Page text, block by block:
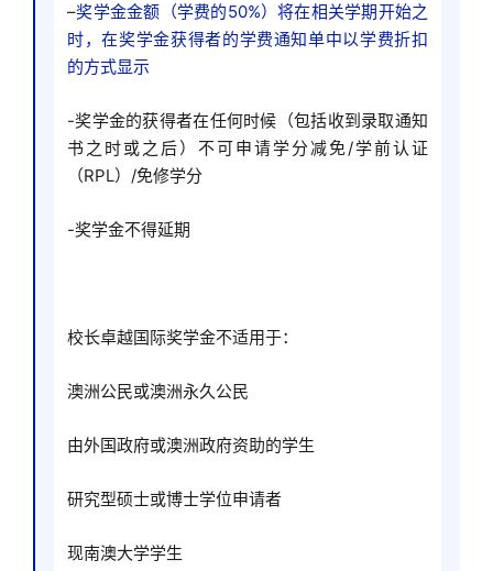
–奖学金金额（学费的50%）将在相关学期开始之
时，在奖学金获得者的学费通知单中以学费折扣
的方式显示
-奖学金的获得者在任何时候（包括收到录取通知
书之时或之后）不可申请学分减免/学前认证
（RPL）/免修学分
-奖学金不得延期
校长卓越国际奖学金不适用于：
澳洲公民或澳洲永久公民
由外国政府或澳洲政府资助的学生
研究型硕士或博士学位申请者
现南澳大学学生